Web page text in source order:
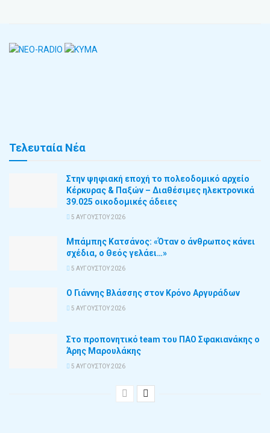
Τελευταία Νέα
Στην ψηφιακή εποχή το πολεοδομικό αρχείο
Κέρκυρας & Παξών – Διαθέσιμες ηλεκτρονικά
39.025 οικοδομικές άδειες
5 ΑΥΓΟΎΣΤΟΥ 2026
Μπάμπης Κατσάνος: «Όταν ο άνθρωπος κάνει
σχέδια, ο Θεός γελάει…»
5 ΑΥΓΟΎΣΤΟΥ 2026
Ο Γιάννης Βλάσσης στον Κρόνο Αργυράδων
5 ΑΥΓΟΎΣΤΟΥ 2026
Στο προπονητικό team του ΠΑΟ Σφακιανάκης ο
Άρης Μαρουλάκης
5 ΑΥΓΟΎΣΤΟΥ 2026